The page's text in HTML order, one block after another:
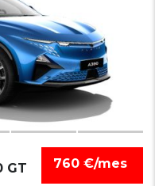
760 €/mes
GT